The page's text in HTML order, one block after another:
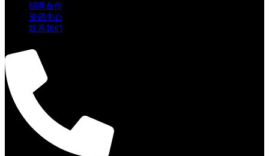
招商合作
资讯中心
联系我们